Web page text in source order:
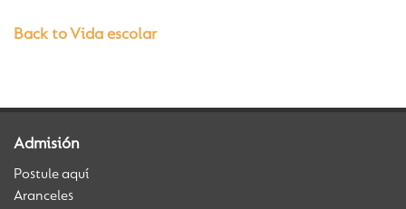
Back to Vida escolar
Admisión
Postule aquí
Aranceles